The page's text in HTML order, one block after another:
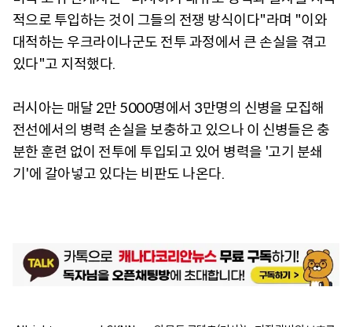
적으로 투입하는 것이 그들의 전쟁 방식이다"라며 "이와
대적하는 우크라이나군도 전투 과정에서 큰 손실을 겪고
있다"고 지적했다.
러시아는 매달 2만 5000명에서 3만명의 신병을 모집해
전선에서의 병력 손실을 보충하고 있으나 이 신병들은 충
분한 훈련 없이 전투에 투입되고 있어 병력을 '고기 분쇄
기'에 갈아넣고 있다는 비판도 나온다.